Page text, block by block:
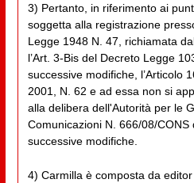
3) Pertanto, in riferimento ai
soggetta alla registrazione
Legge 1948 N. 47, richiamata
l’Art. 3-Bis del Decreto Legge
successive modifiche, l’Articolo
2001, N. 62 e ad essa non si
alla delibera dell'Autorità per le
Comunicazioni N. 666/08/
successive modifiche.
4) Carmilla è composta da